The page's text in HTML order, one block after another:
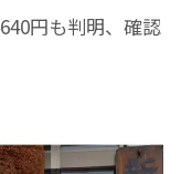
円も判明、確認